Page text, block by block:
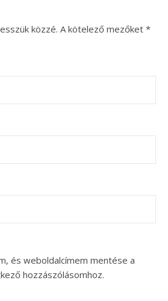
közzé. A kötelező mezőket *
és weboldalcímem mentése a
hozzászólásomhoz.